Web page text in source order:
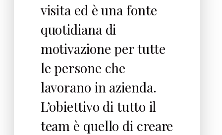
visita ed è una fonte
quotidiana di
motivazione per tutte
le persone che
lavorano in azienda.
L’obiettivo di tutto il
team è quello di creare